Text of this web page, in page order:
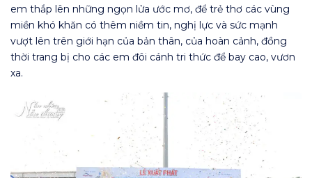
em thắp lên những ngọn lửa ước mơ, để trẻ thơ các vùng
miền khó khăn có thêm niềm tin, nghị lực và sức mạnh
vượt lên trên giới hạn của bản thân, của hoàn cảnh, đồng
thời trang bị cho các em đôi cánh tri thức để bay cao, vươn
xa.